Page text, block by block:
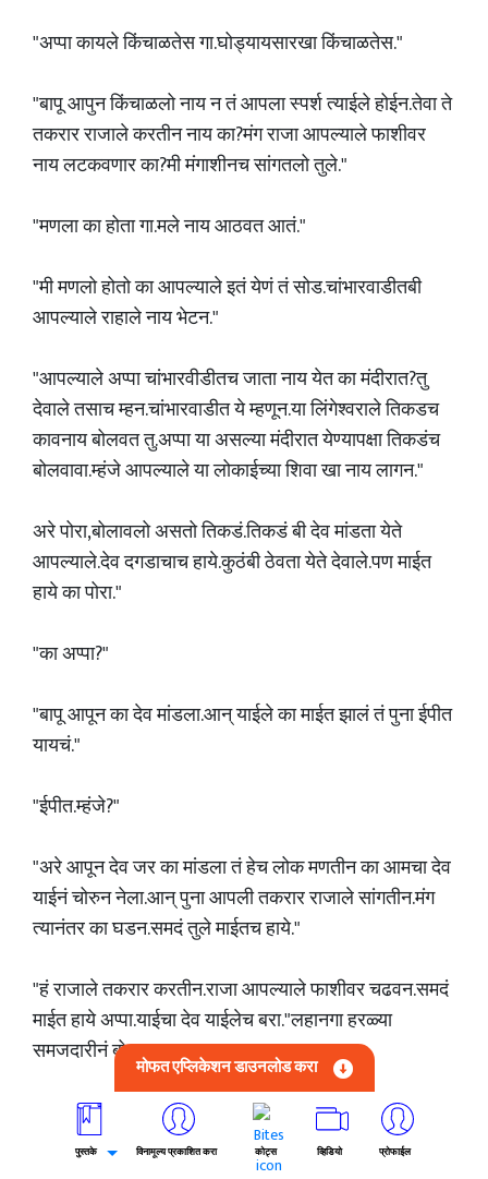
"अप्पा कायले किंचाळतेस गा.घोड्यायसारखा किंचाळतेस."
"बापू आपुन किंचाळलो नाय न तं आपला स्पर्श त्याईले होईन.तेवा ते
तकरार राजाले करतीन नाय का?मंग राजा आपल्याले फाशीवर
नाय लटकवणार का?मी मंगाशीनच सांगतलो तुले."
"मणला का होता गा.मले नाय आठवत आतं."
"मी मणलो होतो का आपल्याले इतं येणं तं सोड.चांभारवाडीतबी
आपल्याले राहाले नाय भेटन."
"आपल्याले अप्पा चांभारवीडीतच जाता नाय येत का मंदीरात?तु
देवाले तसाच म्हन.चांभारवाडीत ये म्हणून.या लिंगेश्वराले तिकडच
कावनाय बोलवत तु.अप्पा या असल्या मंदीरात येण्यापक्षा तिकडंच
बोलवावा.म्हंजे आपल्याले या लोकाईच्या शिवा खा नाय लागन."
अरे पोरा,बोलावलो असतो तिकडं.तिकडं बी देव मांडता येते
आपल्याले.देव दगडाचाच हाये.कुठंबी ठेवता येते देवाले.पण माईत
हाये का पोरा."
"का अप्पा?"
"बापू आपून का देव मांडला.आन् याईले का माईत झालं तं पुना ईपीत
यायचं."
"ईपीत.म्हंजे?"
"अरे आपून देव जर का मांडला तं हेच लोक मणतीन का आमचा देव
याईनं चोरुन नेला.आन् पुना आपली तकरार राजाले सांगतीन.मंग
त्यानंतर का घडन.समदं तुले माईतच हाये."
"हं राजाले तकरार करतीन.राजा आपल्याले फाशीवर चढवन.समदं
माईत हाये अप्पा.याईचा देव याईलेच बरा."लहानगा हरळ्या
समजदारीनं बोलला.
ईश्वर श्रेष्ठ आहे.हे जरी खरं असलं तरी तो ईश्वर या भेदभाव
करणा-यांना शिक्षा का बरे देत नसावा?असंही त्याला वाटलं.एरवी
मोफत एप्लिकेशन डाउनलोड करा
पुस्तके विनामूल्य प्रकाशित करा कोट्स व्हिडियो प्रोफाईल